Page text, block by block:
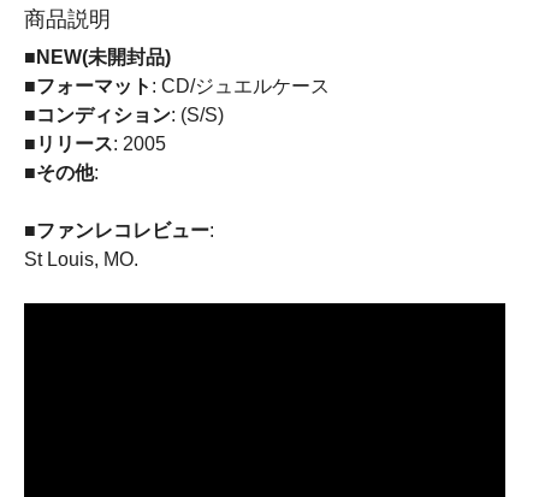
商品説明
■NEW(未開封品)
■フォーマット : CD/ジュエルケース
■コンディション: (S/S)
■リリース: 2005
■その他:
■ファンレコレビュー:
St Louis, MO.